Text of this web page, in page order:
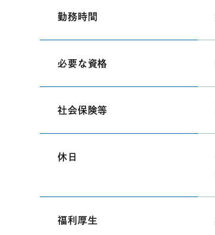
勤務時間
必要な資格
社会保険等
休日
福利厚生